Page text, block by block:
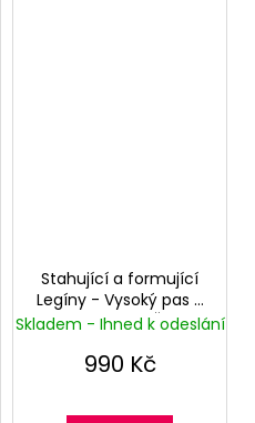
Stahující a formující
Legíny - Vysoký pas -
Superskinny - Černé
Skladem - Ihned k odeslání
990 Kč